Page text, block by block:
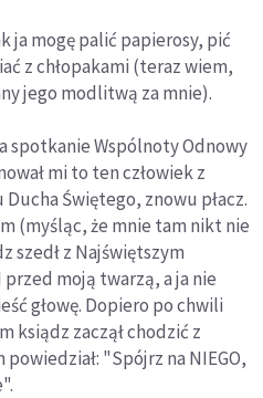
ja mogę palić papierosy, pić
z chłopakami (teraz wiem,
jego modlitwą za mnie).
spotkanie Wspólnoty Odnowy
mi to ten człowiek z
Świętego, znowu płacz.
(myśląc, że mnie tam nikt nie
szedł z Najświętszym
moją twarzą, a ja nie
głowę. Dopiero po chwili
ksiądz zaczął chodzić z
"Spójrz na NIEGO,